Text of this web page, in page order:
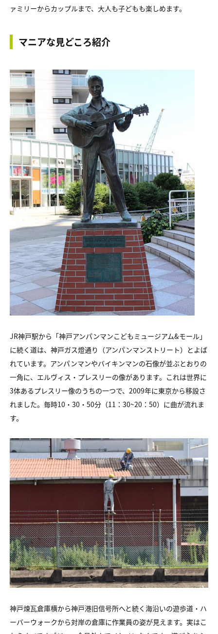
ァミリーからカップルまで、大人も子どもも楽しめます。
マニアな見どころ紹介
JR神戸駅から「神戸アンパンマンこどもミュージアム&モール」
に続く道は、神戸ガス燈通り（アンパンマンストリート）とよば
れています。アンパンマンやバイキンマンの石像が並ぶとおりの
一角に、エルヴィス・プレスリーの像があります。これは世界に
3体あるプレスリー像のうちの一つで、2009年に東京から移設さ
れました。毎時10・30・50分（11：30~20：50）に曲が流れま
す。
神戸煉瓦倉庫横から神戸港旧信号所へと続く海沿いの遊歩道・ハ
ーバーウォークから対岸の倉庫に作業員の姿が見えます。実はこ